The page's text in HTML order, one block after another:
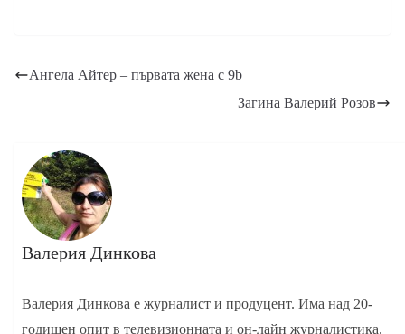
Ангела Айтер – първата жена с 9b
Загина Валерий Розов
Валерия Динкова
Валерия Динкова е журналист и продуцент. Има над 20-
годишен опит в телевизионната и он-лайн журналистика.